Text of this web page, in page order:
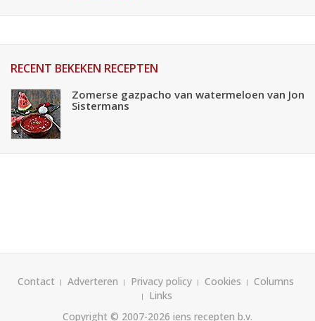
RECENT BEKEKEN RECEPTEN
Zomerse gazpacho van watermeloen van Jon
Sistermans
Contact Adverteren Privacy policy Cookies
Columns
Links
Copyright © 2007-2026 iens recepten b.v.